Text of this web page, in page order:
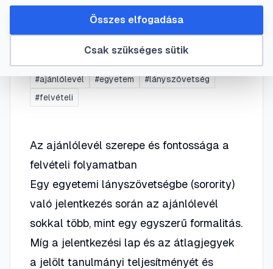
lányszövetség
számára
#ajánlólevél #egyetem #lányszövetség
#felvételi
Az ajánlólevél szerepe és fontossága a
felvételi folyamatban
Egy egyetemi lányszövetségbe (sorority)
való jelentkezés során az ajánlólevél
sokkal több, mint egy egyszerű formalitás.
Míg a jelentkezési lap és az átlagjegyek
a jelölt tanulmányi teljesítményét és
Csak szükséges sütik
Összes elfogadása